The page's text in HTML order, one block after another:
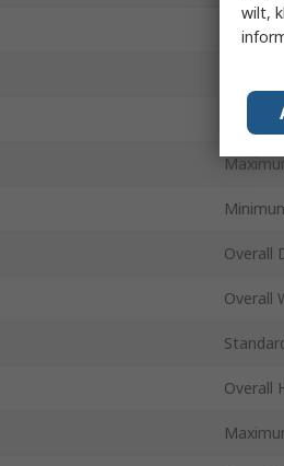
Shaft
Overall
Overall
Overall
wilt,